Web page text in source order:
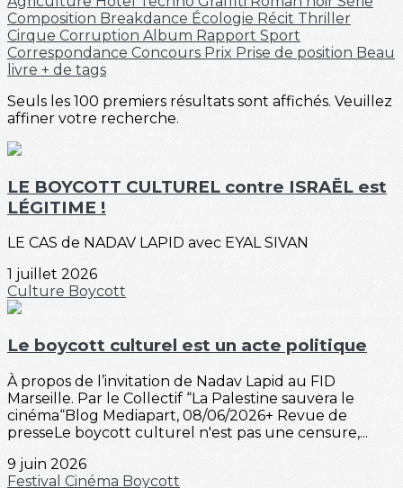
Composition Breakdance Écologie Récit Thriller
Cirque Corruption Album Rapport Sport
Correspondance Concours Prix Prise de position Beau
livre + de tags
Seuls les 100 premiers résultats sont affichés. Veuillez
affiner votre recherche.
LE BOYCOTT CULTUREL contre ISRAËL est
LÉGITIME !
LE CAS de NADAV LAPID avec EYAL SIVAN
1 juillet 2026
Culture Boycott
Le boycott culturel est un acte politique
À propos de l’invitation de Nadav Lapid au FID
Marseille. Par le Collectif “La Palestine sauvera le
cinéma“Blog Mediapart, 08/06/2026+ Revue de
presseLe boycott culturel n'est pas une censure,...
9 juin 2026
Festival Cinéma Boycott